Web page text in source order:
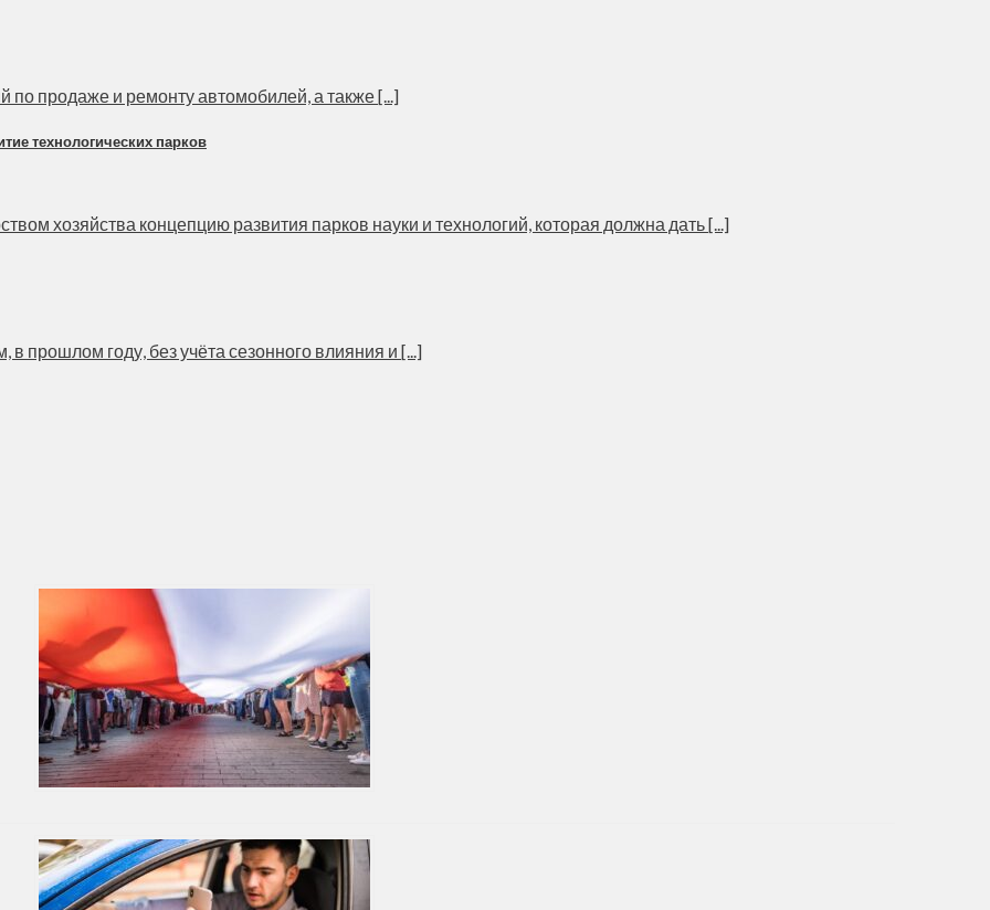
по продаже и ремонту автомобилей, а также [...]
технологических парков
хозяйства концепцию развития парков науки и технологий, которая должна дать [...]
прошлом году, без учёта сезонного влияния и [...]